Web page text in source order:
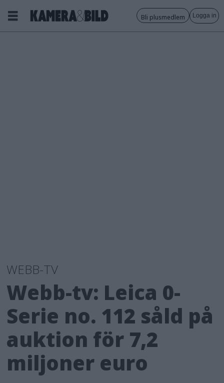
Bli plusmedlem Logga in
WEBB-TV
Webb-tv: Leica 0-
Serie no. 112 såld på
auktion för 7,2
miljoner euro